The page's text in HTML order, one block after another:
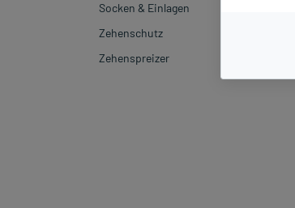
Socken & Einlagen
Zehenschutz
Zehenspreizer